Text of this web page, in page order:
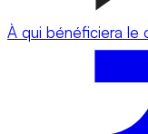
À qui bénéficiera le